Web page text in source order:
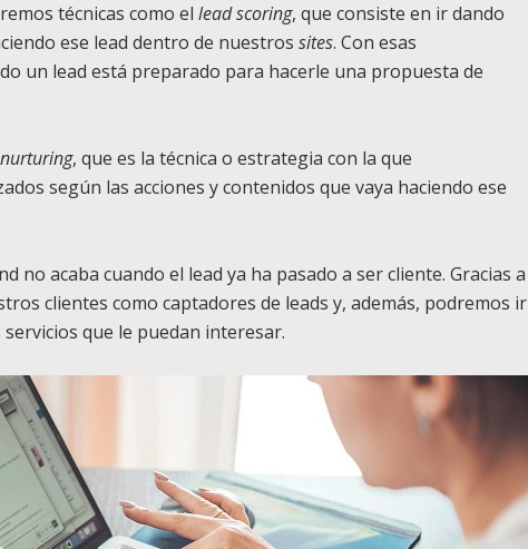
técnicas como el lead scoring, que consiste en ir dando
ese lead dentro de nuestros sites. Con esas
un lead está preparado para hacerle una propuesta de
, que es la técnica o estrategia con la que
según las acciones y contenidos que vaya haciendo ese
no acaba cuando el lead ya ha pasado a ser cliente. Gracias a
clientes como captadores de leads y, además, podremos ir
que le puedan interesar.